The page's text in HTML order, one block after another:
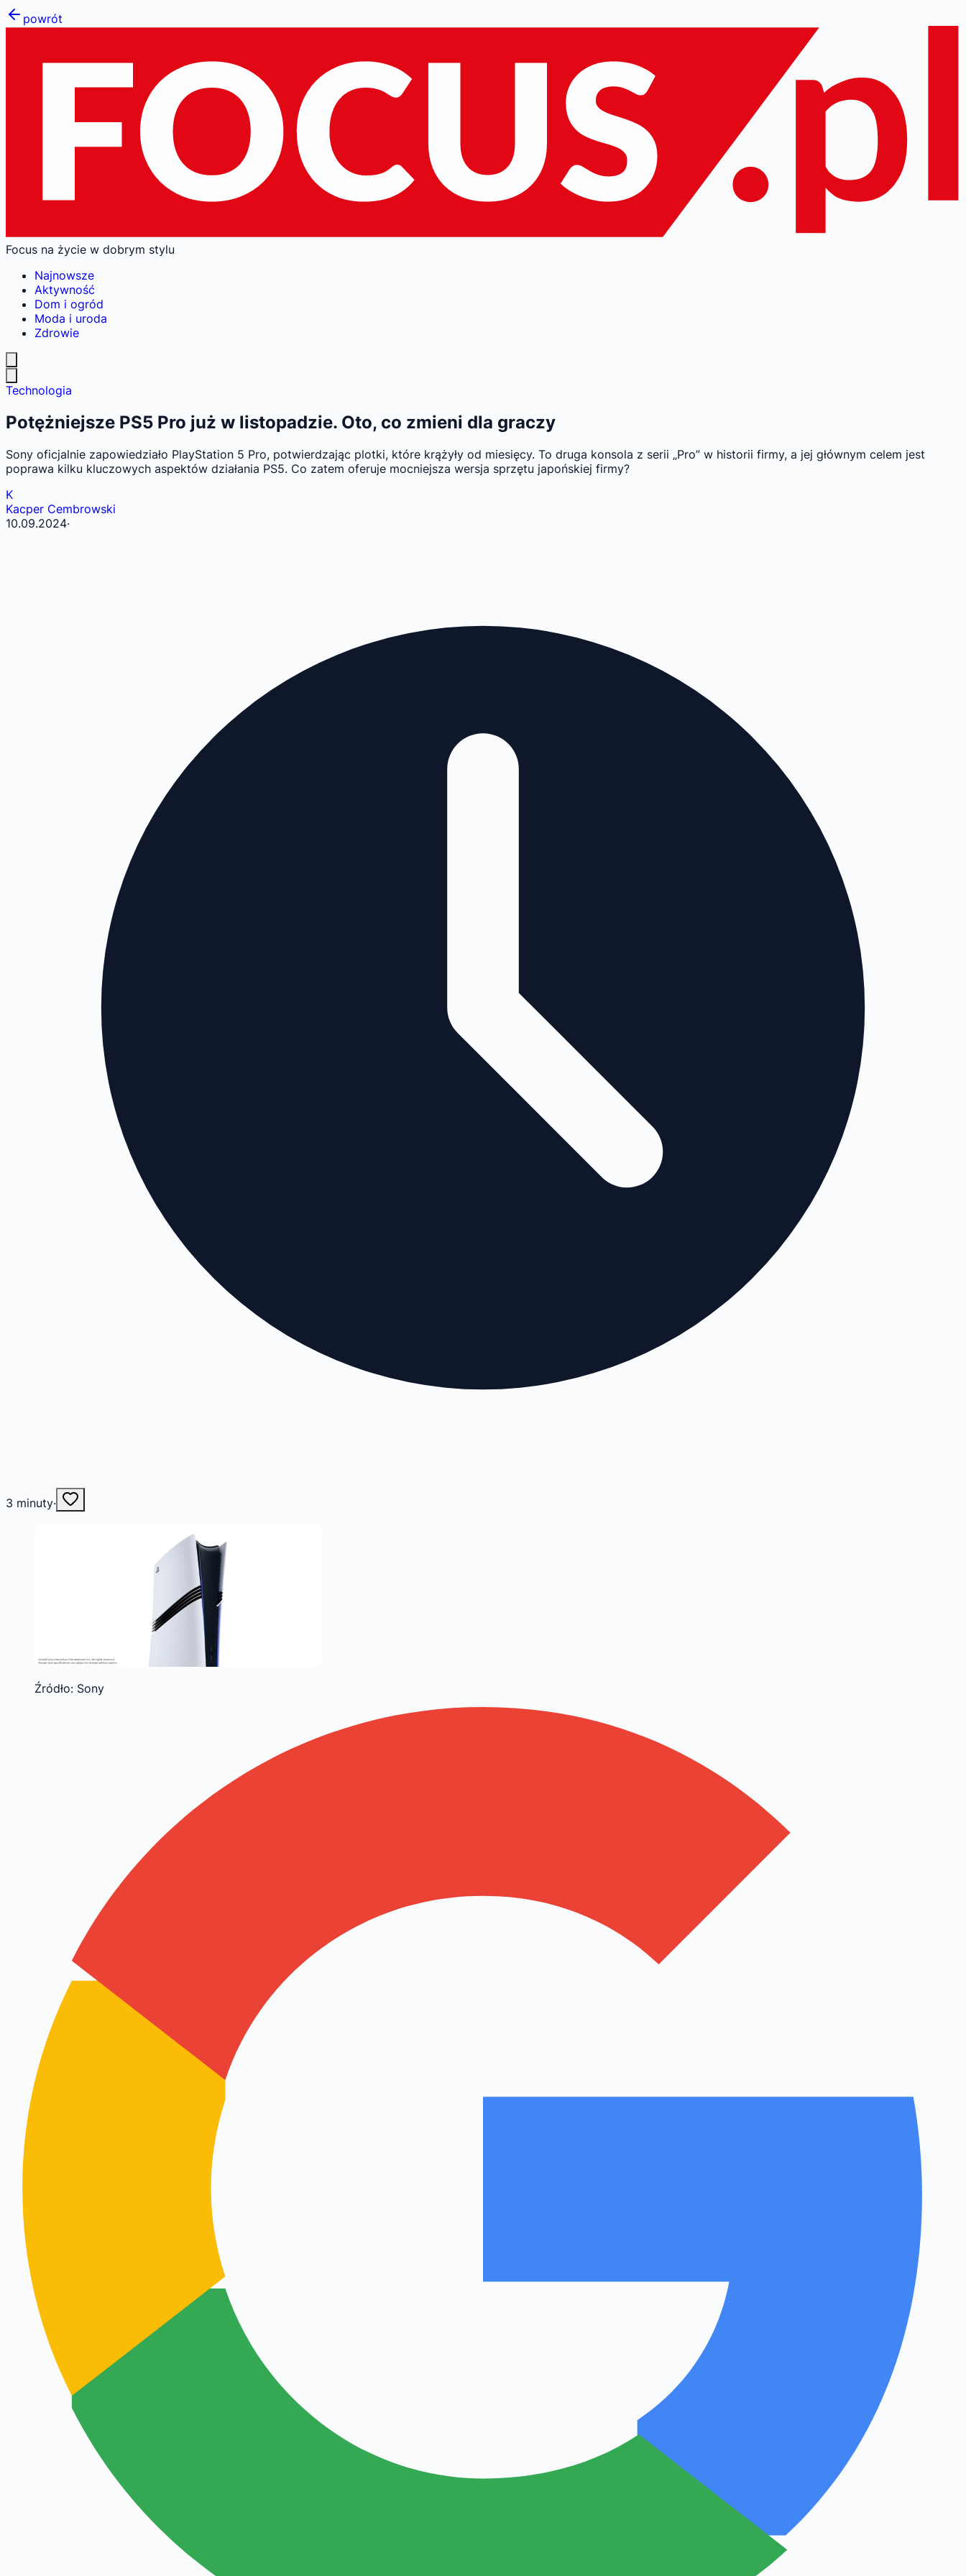
powrót
Focus na życie w dobrym stylu
Najnowsze
Aktywność
Dom i ogród
Moda i uroda
Zdrowie
Technologia
Potężniejsze PS5 Pro już w listopadzie. Oto, co zmieni dla graczy
Sony oficjalnie zapowiedziało PlayStation 5 Pro, potwierdzając plotki, które krążyły od miesięcy. To druga konsola z serii „Pro” w historii firmy, a jej głównym celem jest
poprawa kilku kluczowych aspektów działania PS5. Co zatem oferuje mocniejsza wersja sprzętu japońskiej firmy?
K
Kacper Cembrowski
10.09.2024·
3 minuty·
Źródło: Sony